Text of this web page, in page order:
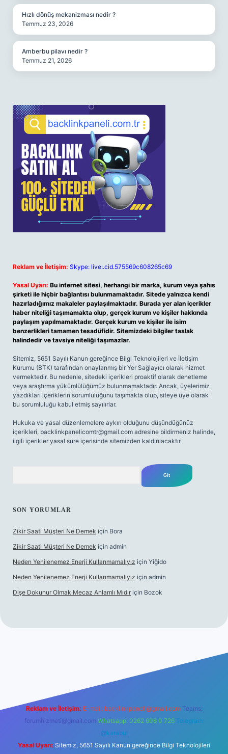
Hızlı dönüş mekanizması nedir ?
Temmuz 23, 2026
Amberbu pilavı nedir ?
Temmuz 21, 2026
Reklam ve İletişim: Skype: live:.cid.575569c608265c69
Yasal Uyarı: Bu internet sitesi, herhangi bir marka, kurum veya şahıs
şirketi ile hiçbir bağlantısı bulunmamaktadır. Sitede yalnızca kendi
hazırladığımız makaleler paylaşılmaktadır. Burada yer alan içerikler
haber niteliği taşımamakta olup, gerçek kurum ve kişiler hakkında
paylaşım yapılmamaktadır. Gerçek kurum ve kişiler ile isim
benzerlikleri tamamen tesadüfidir. Sitemizdeki bilgiler taslak
halindedir ve tavsiye niteliği taşımazlar.
Sitemiz, 5651 Sayılı Kanun gereğince Bilgi Teknolojileri ve İletişim
Kurumu (BTK) tarafından onaylanmış bir Yer Sağlayıcı olarak hizmet
vermektedir. Bu nedenle, sitedeki içerikleri proaktif olarak denetleme
veya araştırma yükümlülüğümüz bulunmamaktadır. Ancak, üyelerimiz
yazdıkları içeriklerin sorumluluğunu taşımakta olup, siteye üye olarak
bu sorumluluğu kabul etmiş sayılırlar.
Hukuka ve yasal düzenlemelere aykırı olduğunu düşündüğünüz
içerikleri, backlinkpanelicomtr@gmail.com adresine bildirmeniz halinde,
ilgili içerikler yasal süre içerisinde sitemizden kaldırılacaktır.
SON YORUMLAR
Zikir Saati Müşteri Ne Demek için Bora
Zikir Saati Müşteri Ne Demek için admin
Neden Yenilenemez Enerji Kullanmamalıyız için Yiğido
Neden Yenilenemez Enerji Kullanmamalıyız için admin
Dişe Dokunur Olmak Mecaz Anlamlı Mıdır için Bozok
Reklam ve İletişim: E-mail: backlinkpaneli@gmail.com Teams:
forumhizmeti@gmail.com Whatsapp: 0262 606 0 726 Telegram:
@karabul
Yasal Uyarı: Sitemiz, 5651 Sayılı Kanun gereğince Bilgi Teknolojileri